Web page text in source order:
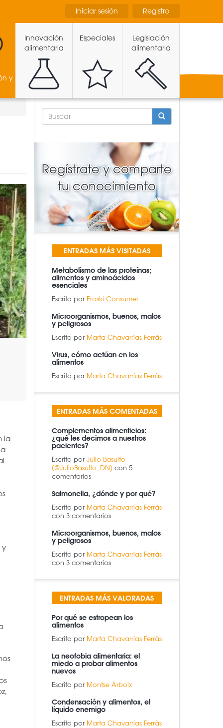
Iniciar sesión Registro
y
Innovación
alimentaria
Especiales
Legislación
alimentaria
la
y
FORMULARIO
DE
Regístrate y comparte
tu conocimiento
ENTRADAS MÁS VISITADAS
Metabolismo de las proteínas;
alimentos y aminoácidos
esenciales
Escrito por Eroski Consumer
Microorganismos, buenos, malos
y peligrosos
Escrito por Marta Chavarrías Ferràs
Virus, cómo actúan en los
alimentos
Escrito por Marta Chavarrías Ferràs
ENTRADAS MÁS COMENTADAS
Complementos alimenticios:
¿qué les decimos a nuestros
pacientes?
Escrito por Julio Basulto
(@JulioBasulto_DN) con 5
comentarios
Salmonella, ¿dónde y por qué?
Escrito por Marta Chavarrías Ferràs
con 3 comentarios
Microorganismos, buenos, malos
y peligrosos
Escrito por Marta Chavarrías Ferràs
con 3 comentarios
ENTRADAS MÁS VALORADAS
Por qué se estropean los
alimentos
Escrito por Marta Chavarrías Ferràs
La neofobia alimentaria: el
miedo a probar alimentos
nuevos
Escrito por Montse Arboix
Condensación y alimentos, el
líquido enemigo
Escrito por Marta Chavarrías Ferràs